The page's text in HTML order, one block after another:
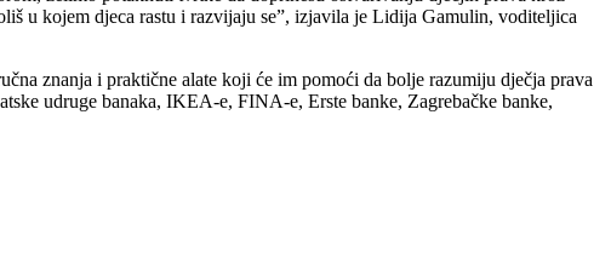
u kojem djeca rastu i razvijaju se”, izjavila je Lidija Gamulin, voditeljica
znanja i praktične alate koji će im pomoći da bolje razumiju dječja prava
udruge banaka, IKEA-e, FINA-e, Erste banke, Zagrebačke banke,